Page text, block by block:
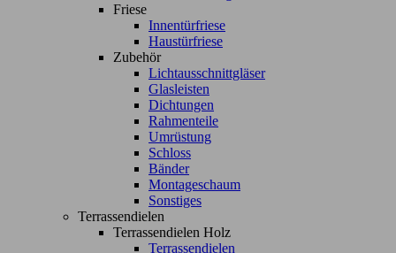
Friese
Innentürfriese
Haustürfriese
Zubehör
Lichtausschnittgläser
Glasleisten
Dichtungen
Rahmenteile
Umrüstung
Schloss
Bänder
Montageschaum
Sonstiges
Terrassendielen
Terrassendielen Holz
Terrassendielen